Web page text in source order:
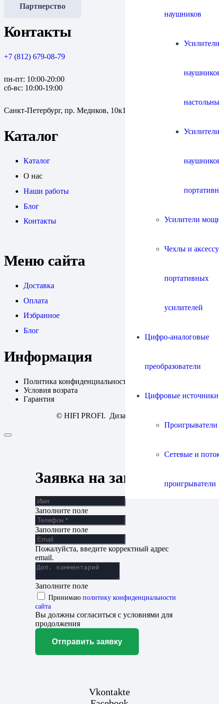
наушников
Усилители
Чехлы и
портативных
усилителей
Цифро-аналоговые
преобразователи
Цифровые источники
Сетевые и
проигрыватели
Партнерство
Контакты
+7 (812) 679-08-79
пн-пт: 10:00-20:00
сб-вс: 10:00-19:00
Санкт-Петербург, пр. Медиков, 10к1
Каталог
Каталог
О нас
Наши работы
Блог
Контакты
Меню сайта
Доставка
Оплата
Избранное
Блог
Информация
Политика конфиденциальности
Условия возрата
Гарантия
© HIFI PROFI. Дизайн:
Заявка на запись
Заполните поле
Заполните поле
Пожалуйста, введите корректный адрес
email.
Заполните поле
Принимаю политику конфиденциальности
сайта
Вы должны согласиться с условиями для
продолжения
Отправить заявку
Vkontakte